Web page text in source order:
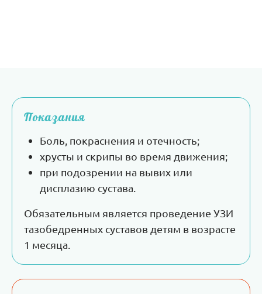
Показания
Боль, покраснения и отечность;
хрусты и скрипы во время движения;
при подозрении на вывих или
дисплазию сустава.
Обязательным является проведение УЗИ
тазобедренных суставов детям в возрасте
1 месяца.